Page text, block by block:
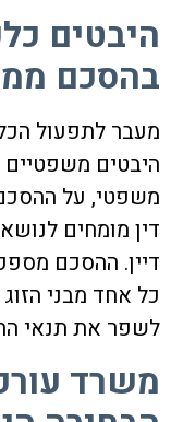
היבטים
בהסכם
מעבר לתפעול
היבטים
משפטי, על
דין מומחים
דיין. ההסכם
כל אחד מבני
לשפר את תנאי
משרד